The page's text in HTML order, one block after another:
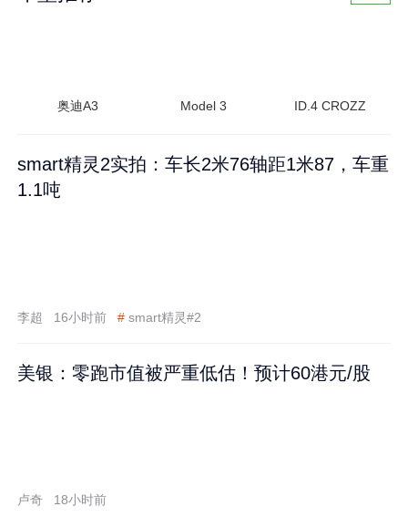
奥迪A3 Model 3 ID.4 CROZZ
smart精灵2实拍：车长2米76轴距1米87，车重
1.1吨
李超 16小时前 # smart精灵#2
美银：零跑市值被严重低估！预计60港元/股
卢奇 18小时前